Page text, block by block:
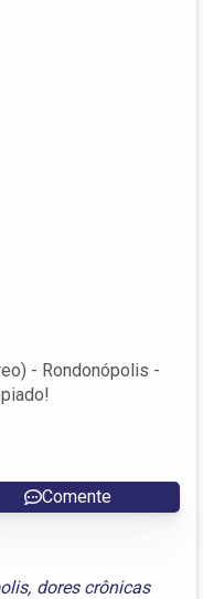
- Rondonópolis -
Comente
, dores crônicas